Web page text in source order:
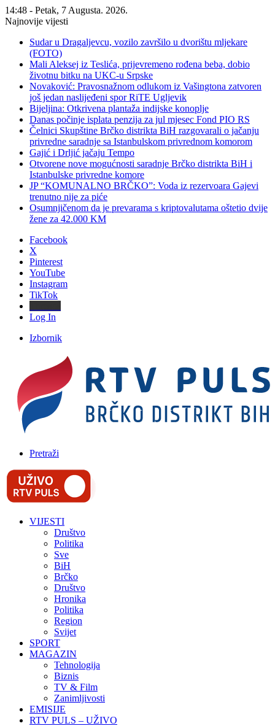
14:48 - Petak, 7 Augusta. 2026.
Najnovije vijesti
Sudar u Dragaljevcu, vozilo završilo u dvorištu mljekare
(FOTO)
Mali Aleksej iz Teslića, prijevremeno rođena beba, dobio
životnu bitku na UKC-u Srpske
Novaković: Pravosnažnom odlukom iz Vašingtona zatvoren
još jedan naslijeđeni spor RiTE Ugljevik
Bijeljina: Otkrivena plantaža indijske konoplje
Danas počinje isplata penzija za jul mjesec Fond PIO RS
Čelnici Skupštine Brčko distrikta BiH razgovarali o jačanju
privredne saradnje sa Istanbulskom privrednom komorom
Gajić i Drljić jačaju Tempo
Otvorene nove mogućnosti saradnje Brčko distrikta BiH i
Istanbulske privredne komore
JP “KOMUNALNO BRČKO”: Voda iz rezervoara Gajevi
trenutno nije za piće
Osumnjičenom da je prevarama s kriptovalutama oštetio dvije
žene za 42.000 KM
Facebook
X
Pinterest
YouTube
Instagram
TikTok
Log In
Izbornik
Pretraži
VIJESTI
Društvo
Politika
Sve
BiH
Brčko
Društvo
Hronika
Politika
Region
Svijet
SPORT
MAGAZIN
Tehnologija
Biznis
TV & Film
Zanimljivosti
EMISIJE
RTV PULS – UŽIVO